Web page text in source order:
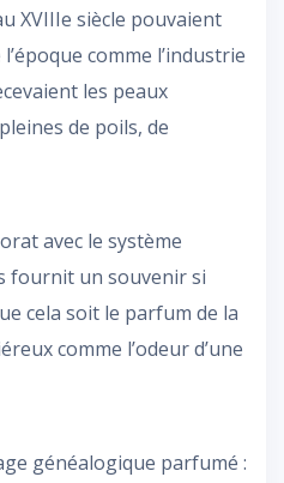
XVIIIe siècle pouvaient
comme l’industrie
les peaux
de poils, de
avec le système
fournit un souvenir si
cela soit le parfum de la
comme l’odeur d’une
généalogique parfumé :